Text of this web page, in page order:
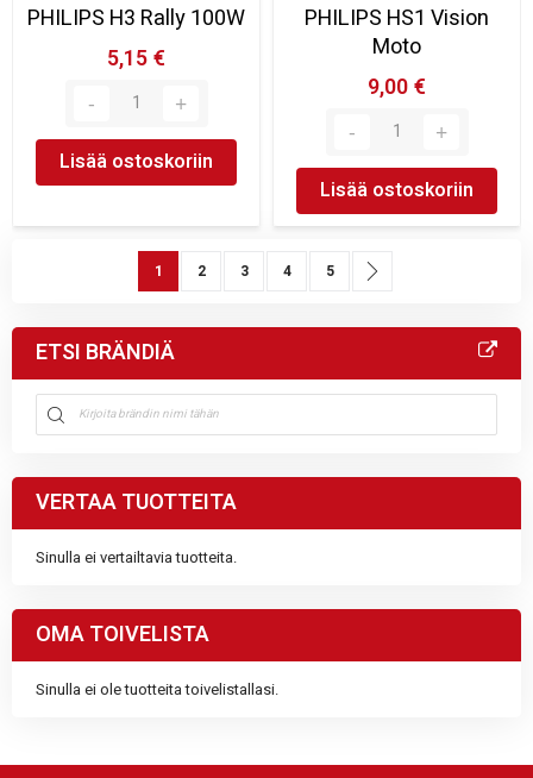
PHILIPS H3 Rally 100W
5,15 €
Lisää ostoskoriin
PHILIPS HS1 Vision
Moto
9,00 €
Lisää ostoskoriin
SivuYou're currently reading page
1 Sivu
2 Sivu
3 Sivu
4 Sivu
5
ETSI BRÄNDIÄ
VERTAA TUOTTEITA
Sinulla ei vertailtavia tuotteita.
OMA TOIVELISTA
Sinulla ei ole tuotteita toivelistallasi.